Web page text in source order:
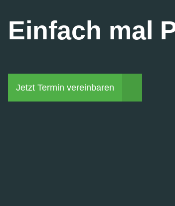
Einfach mal
Jetzt Termin vereinbaren